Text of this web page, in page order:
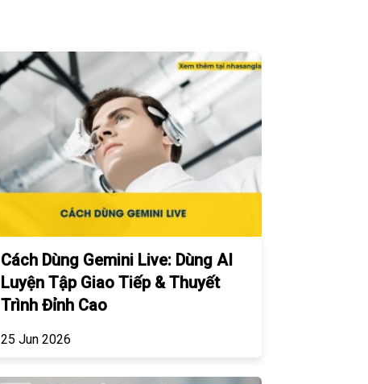
Cách Dùng Gemini Live: Dùng AI
Luyện Tập Giao Tiếp & Thuyết
Trình Đỉnh Cao
25 Jun 2026